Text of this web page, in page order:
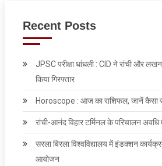
Recent Posts
JPSC परीक्षा धांधली : CID ने रांची और
किया गिरफ्तार
Horoscope : आज का राशिफल, जानें कैसा
रांची-आनंद विहार टर्मिनल के परिचालन
सरला बिरला विश्वविद्यालय में इंडक्शन
आयोजन